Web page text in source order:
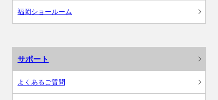
福岡ショールーム
サポート
よくあるご質問